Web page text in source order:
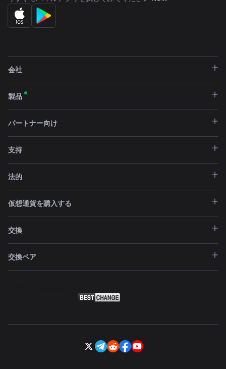
会社
製品
パートナー向け
支持
法的
仮想通貨を購入する
交換
交換ペア